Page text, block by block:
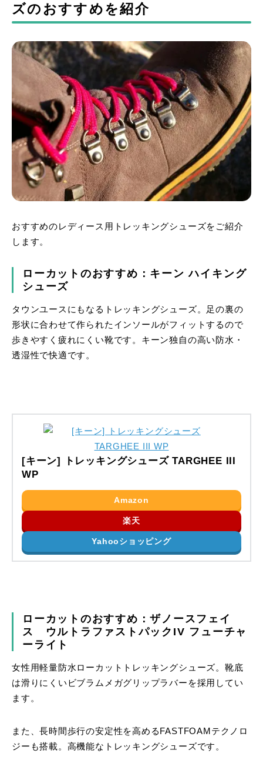
ズのおすすめを紹介
おすすめのレディース用トレッキングシューズをご紹介
します。
ローカットのおすすめ：キーン ハイキング
シューズ
タウンユースにもなるトレッキングシューズ。足の裏の
形状に合わせて作られたインソールがフィットするので
歩きやすく疲れにくい靴です。キーン独自の高い防水・
透湿性で快適です。
[キーン] トレッキングシューズ TARGHEE III
WP
Amazon
楽天
Yahooショッピング
ローカットのおすすめ：ザノースフェイ
ス ウルトラファストパックIV フューチャ
ーライト
女性用軽量防水ローカットトレッキングシューズ。靴底
は滑りにくいビブラムメガグリップラバーを採用してい
ます。
また、長時間歩行の安定性を高めるFASTFOAMテクノロ
ジーも搭載。高機能なトレッキングシューズです。